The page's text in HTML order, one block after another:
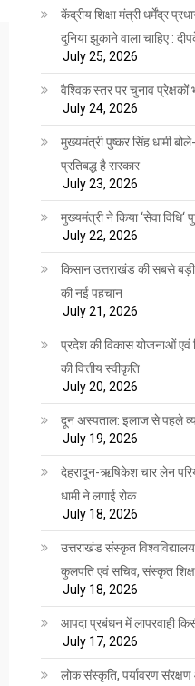
केंद्रीय शिक्षा मंत्री धर्मेंद्र
दुनिया झुकाने वाला चाहिए :
July 25, 2026
वैश्विक स्तर पर चुनाव
July 24, 2026
मुख्यमंत्री पुष्कर सिंह धामी
प्रतिबद्ध है सरकार
July 23, 2026
मुख्यमंत्री ने किया ‘सेवा
July 22, 2026
किसान उत्तराखंड की सबसे बड़ी
की नई पहचान
July 21, 2026
प्रदेश की विकास योजनाओं एवं
की वित्तीय स्वीकृति
July 20, 2026
दून अस्पताल: इलाज से पहले
July 19, 2026
देहरादून-ऋषिकेश चार लेन
धामी ने लगाई रोक
July 18, 2026
उत्तराखंड संस्कृत
कुलपति एवं सचिव, संस्कृत
July 18, 2026
आपदा प्रबंधन में लापरवाही
July 17, 2026
लोक संस्कृति, पर्यावरण